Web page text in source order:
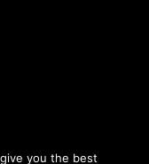
you the best